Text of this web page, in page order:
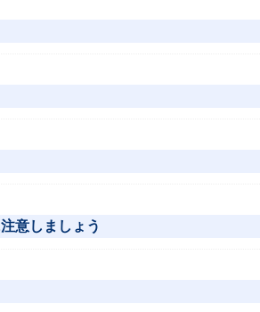
意しましょう